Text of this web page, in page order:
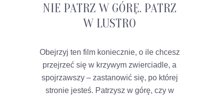
NIE PATRZ W GÓRĘ. PATRZ
W LUSTRO
Obejrzyj ten film koniecznie, o ile chcesz
przejrzeć się w krzywym zwierciadle, a
spojrzawszy – zastanowić się, po której
stronie jesteś. Patrzysz w górę, czy w